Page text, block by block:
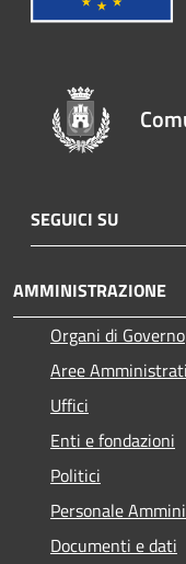
SEGUICI SU
AMMINISTRAZIONE
Organi di Governo
Aree
Uffici
Enti e fondazioni
Politici
Personale
Documenti e dati